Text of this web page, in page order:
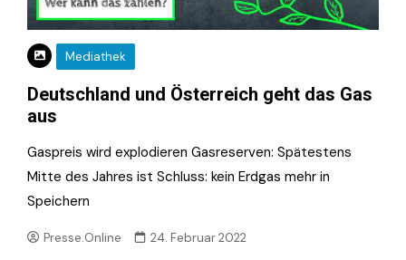
Mediathek
Deutschland und Österreich geht das Gas
aus
Gaspreis wird explodieren Gasreserven: Spätestens
Mitte des Jahres ist Schluss: kein Erdgas mehr in
Speichern
Presse.Online 24. Februar 2022